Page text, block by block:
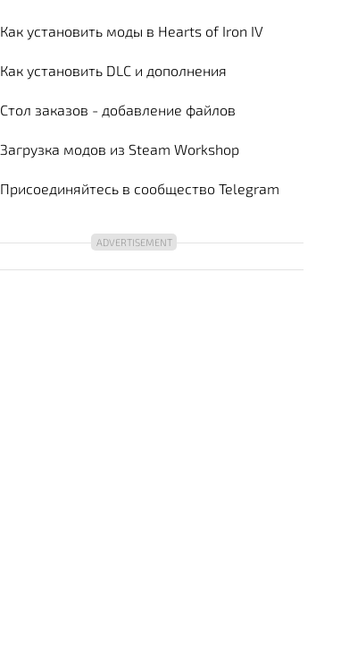
Как установить моды в Hearts of Iron IV
Как установить DLC и дополнения
Стол заказов - добавление файлов
Загрузка модов из Steam Workshop
Присоединяйтесь в сообщество Telegram